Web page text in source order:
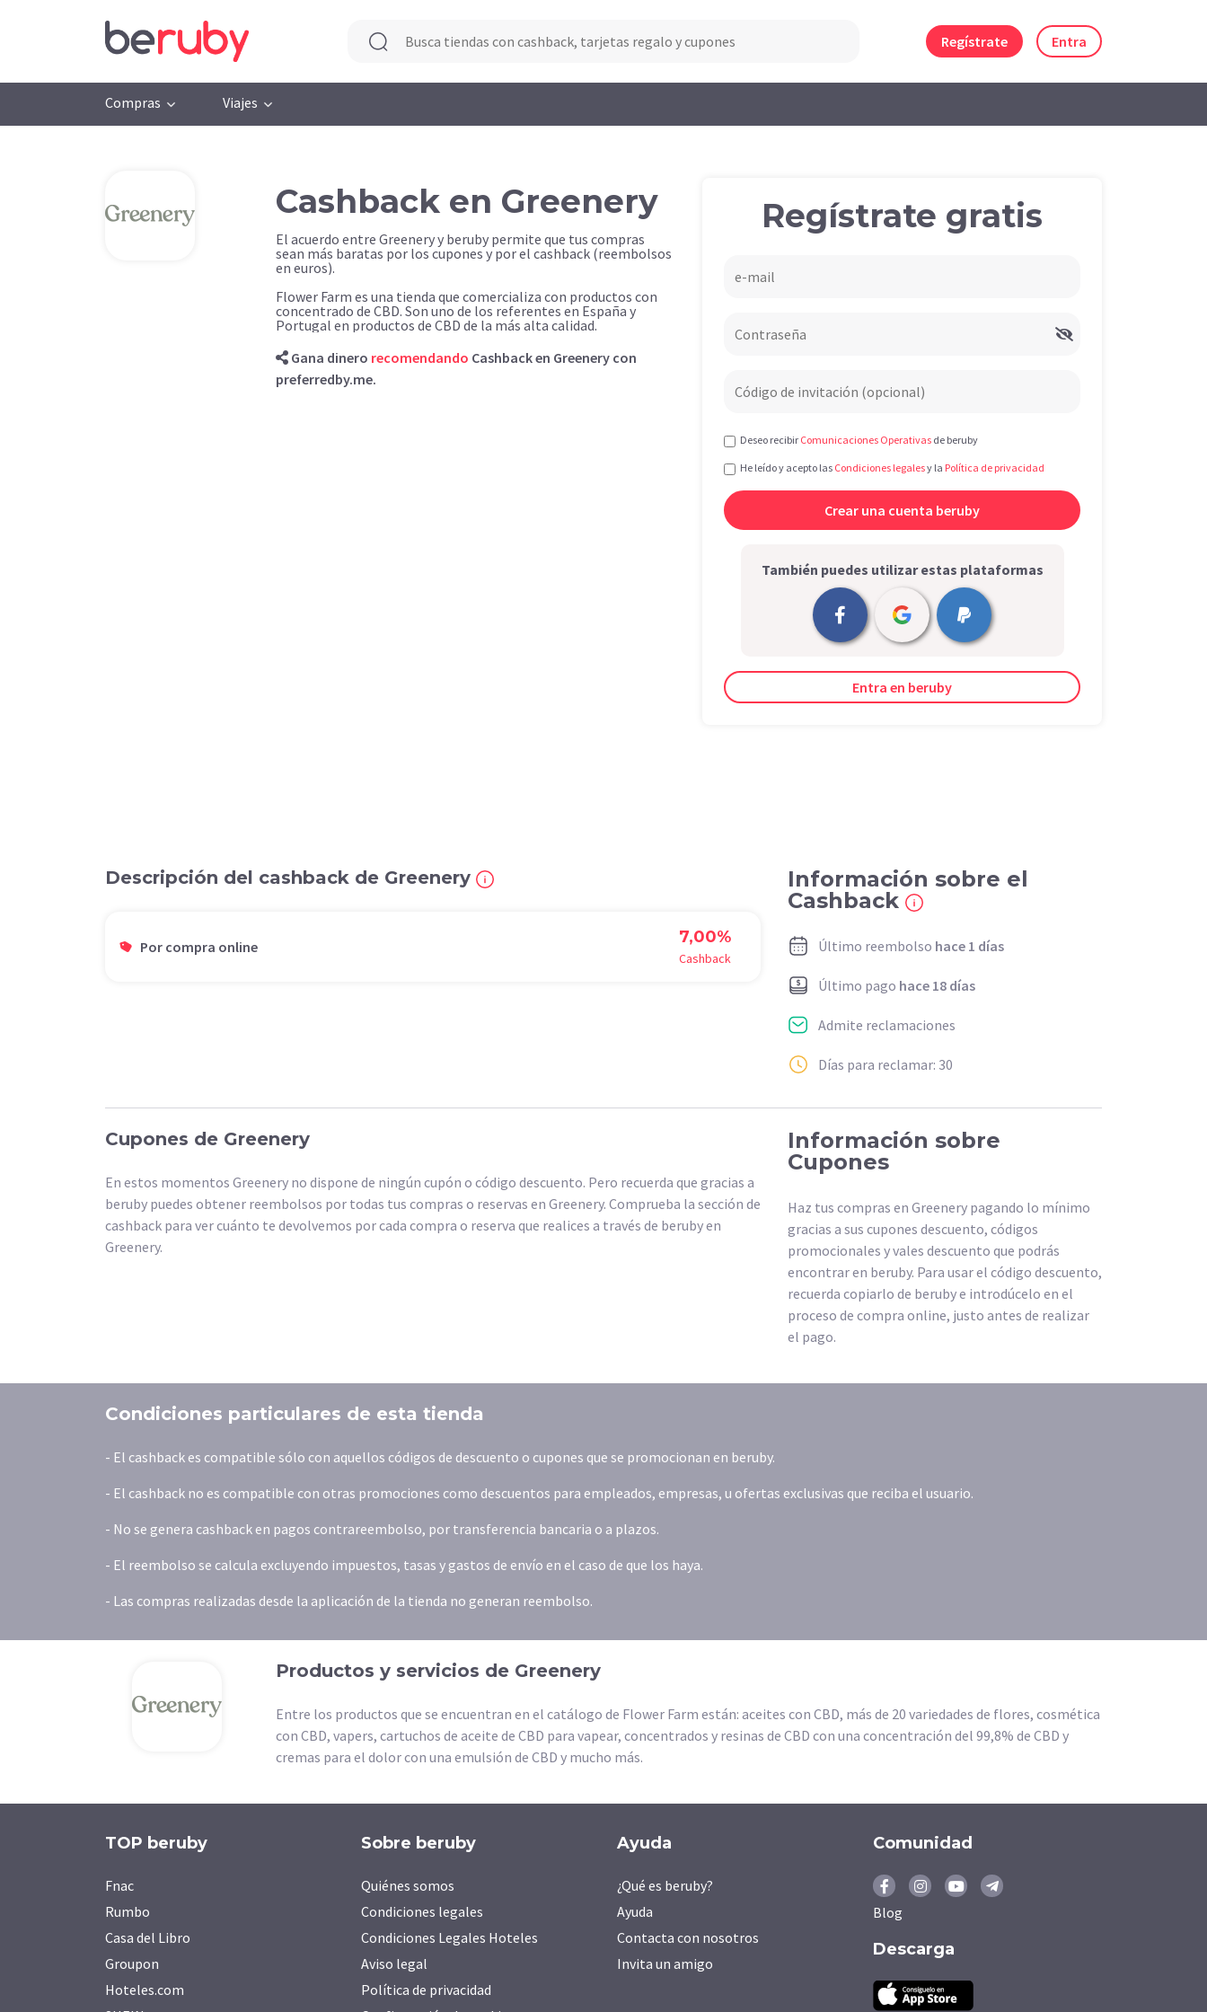
Regístrate Entra
Compras Viajes
Cashback en Greenery
El acuerdo entre Greenery y beruby permite que tus compras
sean más baratas por los cupones y por el cashback (reembolsos
en euros).
Flower Farm es una tienda que comercializa con productos con
concentrado de CBD. Son uno de los referentes en España y
Portugal en productos de CBD de la más alta calidad.
Gana dinero recomendando Cashback en Greenery con
preferredby.me.
Regístrate gratis
Deseo recibir Comunicaciones Operativas de beruby
He leído y acepto las Condiciones legalesy la Política de privacidad
También puedes utilizar estas plataformas
Entra en beruby
Descripción del cashback de Greenery
Por compra online 7,00%
Cashback
Información sobre el
Cashback
Último reembolso hace 1 días
Último pago hace 18 días
Admite reclamaciones
Días para reclamar: 30
Cupones de Greenery
En estos momentos Greenery no dispone de ningún cupón o código descuento. Pero recuerda que gracias a
beruby puedes obtener reembolsos por todas tus compras o reservas en Greenery. Comprueba la sección de
cashback para ver cuánto te devolvemos por cada compra o reserva que realices a través de beruby en
Greenery.
Información sobre
Cupones
Haz tus compras en Greenery pagando lo mínimo
gracias a sus cupones descuento, códigos
promocionales y vales descuento que podrás
encontrar en beruby. Para usar el código descuento,
recuerda copiarlo de beruby e introdúcelo en el
proceso de compra online, justo antes de realizar
el pago.
Condiciones particulares de esta tienda
- El cashback es compatible sólo con aquellos códigos de descuento o cupones que se promocionan en beruby.
- El cashback no es compatible con otras promociones como descuentos para empleados, empresas, u ofertas exclusivas que reciba el usuario.
- No se genera cashback en pagos contrareembolso, por transferencia bancaria o a plazos.
- El reembolso se calcula excluyendo impuestos, tasas y gastos de envío en el caso de que los haya.
- Las compras realizadas desde la aplicación de la tienda no generan reembolso.
Productos y servicios de Greenery
Entre los productos que se encuentran en el catálogo de Flower Farm están: aceites con CBD, más de 20 variedades de flores, cosmética
con CBD, vapers, cartuchos de aceite de CBD para vapear, concentrados y resinas de CBD con una concentración del 99,8% de CBD y
cremas para el dolor con una emulsión de CBD y mucho más.
TOP beruby
Fnac
Rumbo
Casa del Libro
Groupon
Hoteles.com
Sobre beruby
Quiénes somos
Condiciones legales
Condiciones Legales Hoteles
Aviso legal
Política de privacidad
Ayuda
¿Qué es beruby?
Ayuda
Contacta con nosotros
Invita un amigo
Comunidad
Blog
Descarga